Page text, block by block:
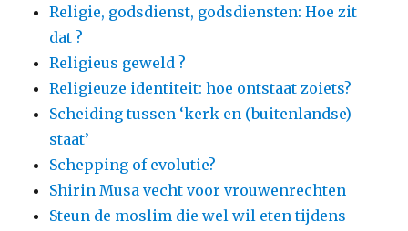
Religie, godsdienst, godsdiensten: Hoe zit
dat ?
Religieus geweld ?
Religieuze identiteit: hoe ontstaat zoiets?
Scheiding tussen ‘kerk en (buitenlandse)
staat’
Schepping of evolutie?
Shirin Musa vecht voor vrouwenrechten
Steun de moslim die wel wil eten tijdens